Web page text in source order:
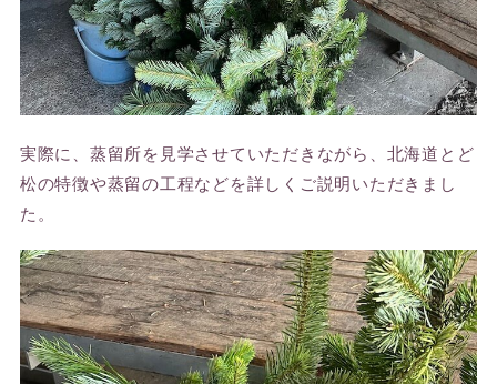
実際に、蒸留所を見学させていただきながら、北海道とど
松の特徴や蒸留の工程などを詳しくご説明いただきまし
た。